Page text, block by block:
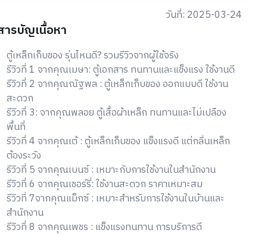
วันที่: 2025-03-24
ารบัญเนื้อหา
ตู้เหล็กเก็บของ รุ่นไหนดี? รวมรีวิวจากผู้ใช้จริง
รีวิวที่ 1 จากคุณเมษา: ตู้เอกสาร ทนทานและแข็งแรง ใช้งานดี
รีวิวที่ 2 จากคุณณัฐพล : ตู้เหล็กเก็บของ ออกแบบดี ใช้งาน
สะดวก
รีวิวที่ 3: จากคุณพลอย ตู้เสื้อผ้าเหล็ก ทนทานและไม่เปลือง
พื้นที่
รีวิวที่ 4 จากคุณเต้ : ตู้เหล็กเก็บของ แข็งแรงดี แต่กลิ่นเหล็ก
ต้องระวัง
รีวิวที่ 5 จากคุณเบนซ์ : เหมาะกับการใช้งานในสำนักงาน
รีวิวที่ 6 จากคุณเชอร์รี่: ใช้งานสะดวก ราคาเหมาะสม
รีวิวที่ 7จากคุณแม็กซ์ : เหมาะสำหรับการใช้งานในบ้านและ
สำนักงาน
รีวิวที่ 8 จากคุณเพชร : แข็งแรงทนทาน การบริการดี